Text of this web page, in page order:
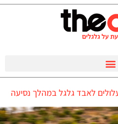
לאבד גלגל במהלך נסיעה